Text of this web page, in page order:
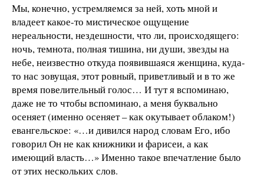
Мы, конечно, устремляемся за ней, хоть мной и
владеет какое-то мистическое ощущение
нереальности, нездешности, что ли, происходящего:
ночь, темнота, полная тишина, ни души, звезды на
небе, неизвестно откуда появившаяся женщина, куда-
то нас зовущая, этот ровный, приветливый и в то же
время повелительный голос… И тут я вспоминаю,
даже не то чтобы вспоминаю, а меня буквально
осеняет (именно осеняет – как окутывает облаком!)
евангельское: «…и дивился народ словам Его, ибо
говорил Он не как книжники и фарисеи, а как
имеющий власть…» Именно такое впечатление было
от этих нескольких слов.